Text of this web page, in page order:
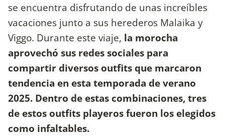
se encuentra disfrutando de unas increíbles
vacaciones junto a sus herederos Malaika y
Viggo. Durante este viaje, la morocha
aprovechó sus redes sociales para
compartir diversos outfits que marcaron
tendencia en esta temporada de verano
2025. Dentro de estas combinaciones, tres
de estos outfits playeros fueron los elegidos
como infaltables.